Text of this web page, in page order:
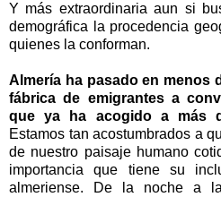
Y más extraordinaria aun si
demográfica la procedencia
quienes la conforman.
Almería ha pasado en menos
fábrica de emigrantes a
que ya ha acogido a más
Estamos tan acostumbrados a
de nuestro paisaje humano
importancia que tiene su
almeriense. De la noche a